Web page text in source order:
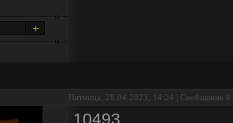
Пятница, 28.04.2023, 14:24 | Сообщение #
10493